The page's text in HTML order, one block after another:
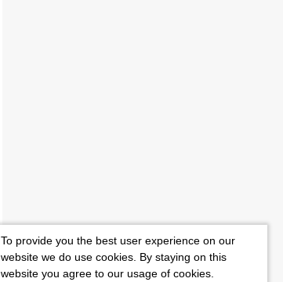
To provide you the best user experience on our
website we do use cookies. By staying on this
website you agree to our usage of cookies.